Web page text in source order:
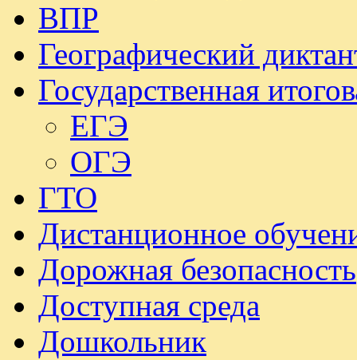
ВПР
Географический
Государственная
ЕГЭ
ОГЭ
ГТО
Дистанционное
Дорожная безопасность
Доступная среда
Дошкольник